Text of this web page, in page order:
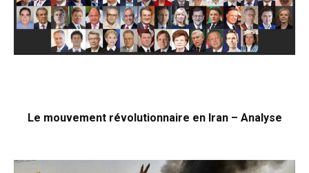
Le mouvement révolutionnaire en Iran – Analyse